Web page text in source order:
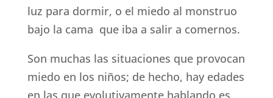
luz para dormir, o el miedo al monstruo
bajo la cama que iba a salir a comernos.
Son muchas las situaciones que provocan
miedo en los niños; de hecho, hay edades
en las que evolutivamente hablando es